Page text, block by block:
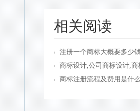
相关阅读
注册一个商标大概要多少
商标设计,公司商标设计,商
商标注册流程及费用是什